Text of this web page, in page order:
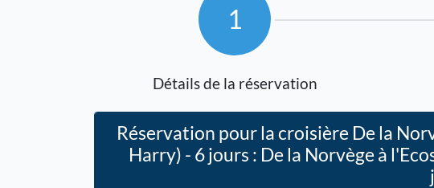
1
Détails de la réservation
Réservation pour la croisière De la
Harry) - 6 jours : De la Norvège à